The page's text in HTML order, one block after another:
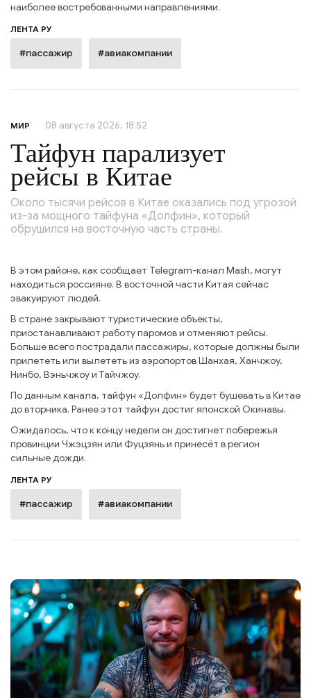
наиболее востребованными направлениями.
ЛЕНТА РУ
#пассажир #авиакомпании
МИР 08 августа 2026, 18:52
Тайфун парализует
рейсы в Китае
Около тысячи рейсов в Китае оказались под угрозой
из-за мощного тайфуна «Долфин», который
обрушился на восточную часть страны.
В этом районе, как сообщает Telegram-канал Mash, могут
находиться россияне. В восточной части Китая сейчас
эвакуируют людей.
В стране закрывают туристические объекты,
приостанавливают работу паромов и отменяют рейсы.
Больше всего пострадали пассажиры, которые должны были
прилететь или вылететь из аэропортов Шанхая, Ханчжоу,
Нинбо, Вэньчжоу и Тайчжоу.
По данным канала, тайфун «Долфин» будет бушевать в Китае
до вторника. Ранее этот тайфун достиг японской Окинавы.
Ожидалось, что к концу недели он достигнет побережья
провинции Чжэцзян или Фуцзянь и принесёт в регион
сильные дожди.
ЛЕНТА РУ
#пассажир #авиакомпании